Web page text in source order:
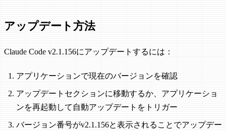
アップデート方法
Claude Code v2.1.156にアップデートするには：
アプリケーションで現在のバージョンを確認
アップデートセクションに移動するか、アプリケーショ
ンを再起動して自動アップデートをトリガー
バージョン番号がv2.1.156と表示されることでアップデー